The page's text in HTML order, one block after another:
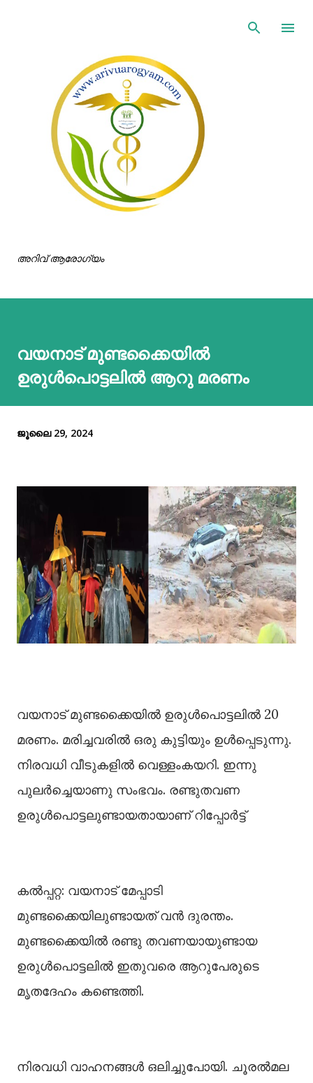
അറിവ് ആരോഗ്യം
വയനാട് മുണ്ടക്കൈയിൽ
ഉരുൾപൊട്ടലില്‍ ആറു മരണം
ജൂലൈ 29, 2024
വയനാട് മുണ്ടക്കൈയിൽ ഉരുൾപൊട്ടലില്‍ 20
മരണം. മരിച്ചവരില്‍ ഒരു കുട്ടിയും ഉള്‍പ്പെടുന്നു.
നിരവധി വീടുകളിൽ വെള്ളംകയറി. ഇന്നു
പുലര്‍ച്ചെയാണു സംഭവം. രണ്ടുതവണ
ഉരുൾപൊട്ടലുണ്ടായതായാണ് റിപ്പോര്‍ട്ട്
കല്‍പ്പറ്റ: വയനാട് മേപ്പാടി
മുണ്ടക്കൈയിലുണ്ടായത് വൻ ദുരന്തം.
മുണ്ടക്കൈയില്‍ രണ്ടു തവണയായുണ്ടായ
ഉരുള്‍പൊട്ടലില്‍ ഇതുവരെ ആറുപേരുടെ
മൃതദേഹം കണ്ടെത്തി.
നിരവധി വാഹനങ്ങള്‍ ഒലിച്ചുപോയി. ചൂരല്‍മല